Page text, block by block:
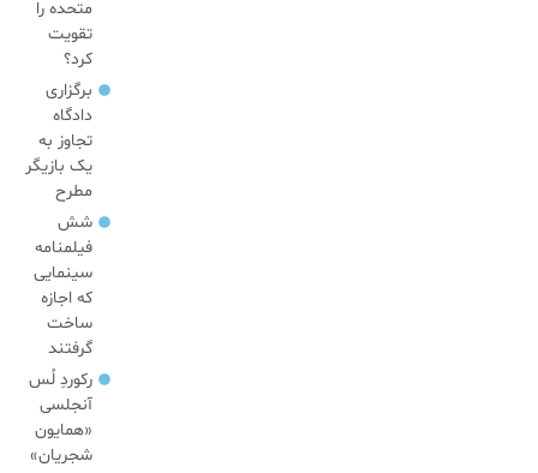
متحده را
تقویت
کرد؟
برگزاری
دادگاه
تجاوز به
یک بازیگر
مطرح
شش
فیلمنامه
سینمایی
که اجازه
ساخت
گرفتند
رکوردِ لُس
آنجلسی
«همایون
شجریان»